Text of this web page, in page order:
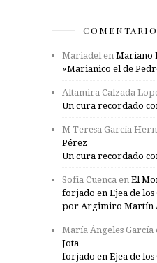
Mariadel en Mariano
«Marianico el de
Altamira Calzada
Un cura recordado
M Teresa García
Pérez
Un cura recordado
Sofía Cuenca en El
forjado en Ejea de los
por Argimiro Martín
María Ángeles García
Jota
forjado en Ejea de los